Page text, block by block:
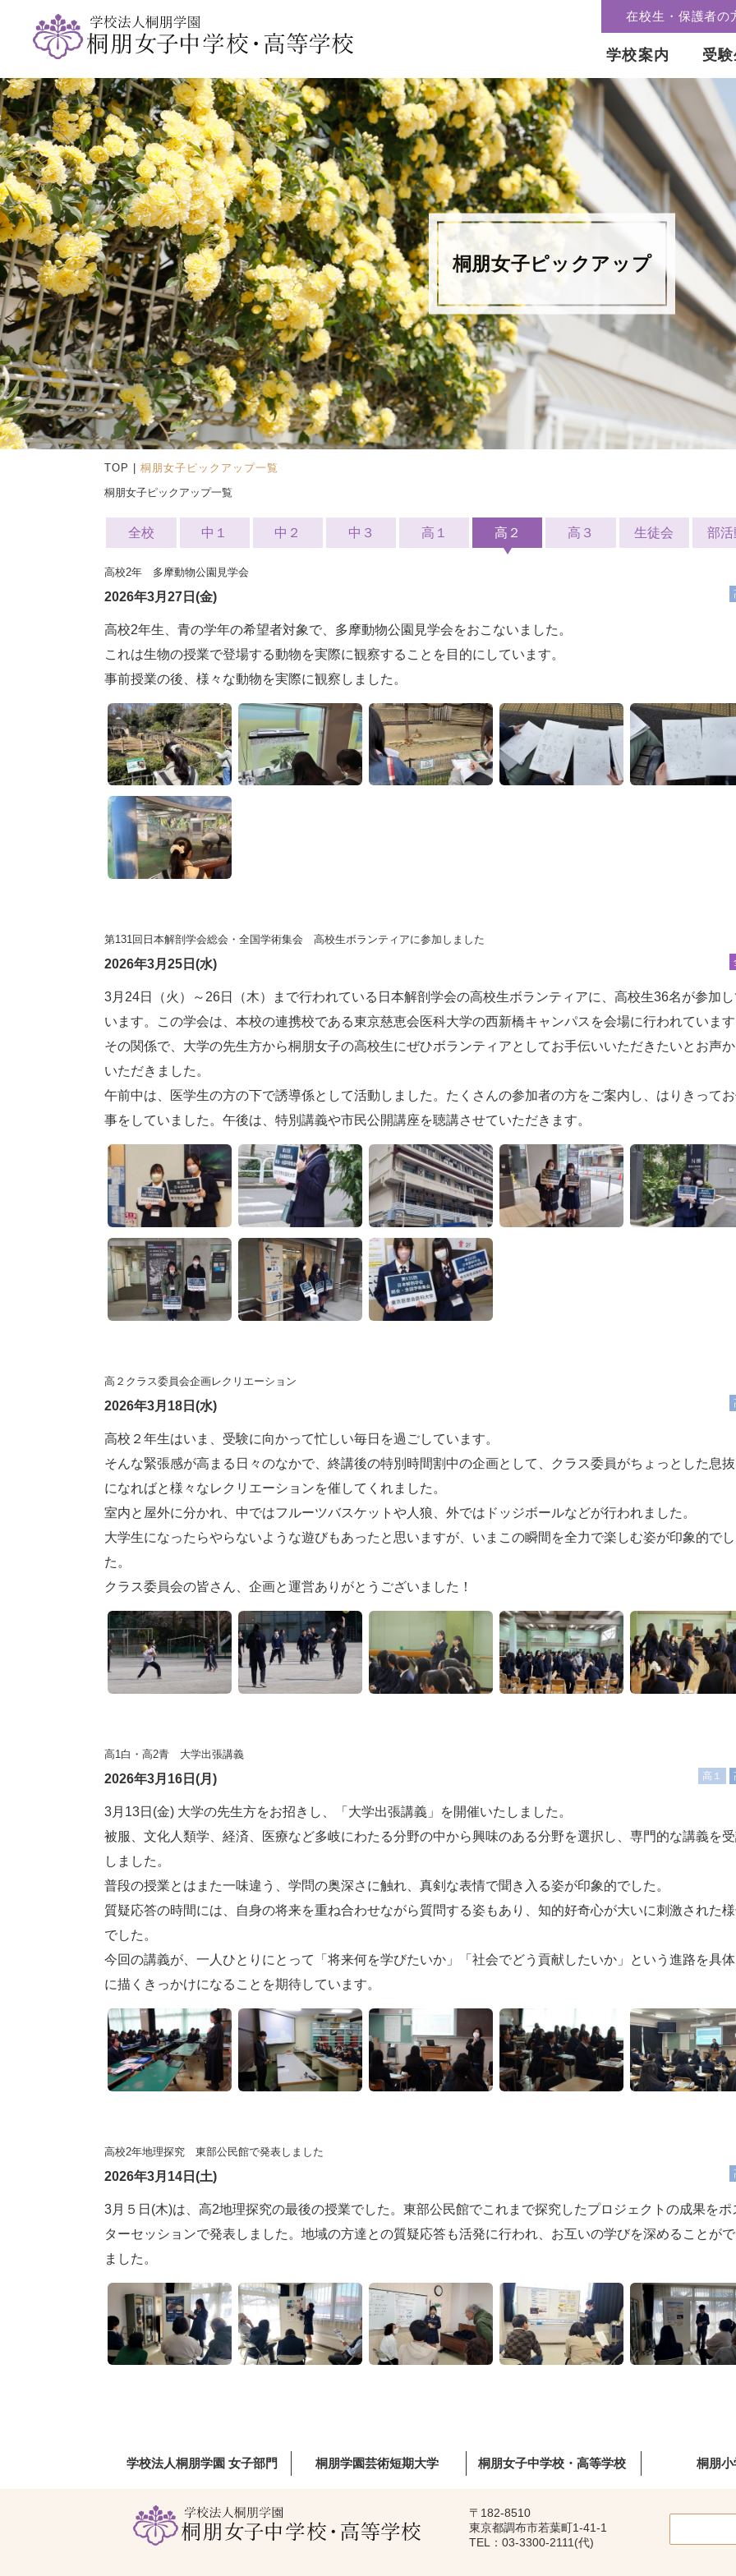
在校生・保護者の
学校案内 受
桐朋女子ピックアップ
TOP | 桐朋女子ピックアップ一覧
桐朋女子ピックアップ一覧
全校 中１ 中２ 中３ 高１ 高２ 高３ 生徒会 部
高校2年 多摩動物公園見学会
2026年3月27日(金)
高校2年生、青の学年の希望者対象で、多摩動物公園見学会をおこないました。
これは生物の授業で登場する動物を実際に観察することを目的にしています。
事前授業の後、様々な動物を実際に観察しました。
第131回日本解剖学会総会・全国学術集会 高校生ボランティアに参加しました
2026年3月25日(水)
3月24日（火）～26日（木）まで行われている日本解剖学会の高校生ボランティアに、高校生36名が参加
います。この学会は、本校の連携校である東京慈恵会医科大学の西新橋キャンパスを会場に行われていま
その関係で、大学の先生方から桐朋女子の高校生にぜひボランティアとしてお手伝いいただきたいとお声
いただきました。
午前中は、医学生の方の下で誘導係として活動しました。たくさんの参加者の方をご案内し、はりきって
事をしていました。午後は、特別講義や市民公開講座を聴講させていただきます。
高２クラス委員会企画レクリエーション
2026年3月18日(水)
高校２年生はいま、受験に向かって忙しい毎日を過ごしています。
そんな緊張感が高まる日々のなかで、終講後の特別時間割中の企画として、クラス委員がちょっとした息
になればと様々なレクリエーションを催してくれました。
室内と屋外に分かれ、中ではフルーツバスケットや人狼、外ではドッジボールなどが行われました。
大学生になったらやらないような遊びもあったと思いますが、いまこの瞬間を全力で楽しむ姿が印象的でし
た。
クラス委員会の皆さん、企画と運営ありがとうございました！
高1白・高2青 大学出張講義
2026年3月16日(月) 高１
3月13日(金) 大学の先生方をお招きし、「大学出張講義」を開催いたしました。
被服、文化人類学、経済、医療など多岐にわたる分野の中から興味のある分野を選択し、専門的な講義を
しました。
普段の授業とはまた一味違う、学問の奥深さに触れ、真剣な表情で聞き入る姿が印象的でした。
質疑応答の時間には、自身の将来を重ね合わせながら質問する姿もあり、知的好奇心が大いに刺激された
でした。
今回の講義が、一人ひとりにとって「将来何を学びたいか」「社会でどう貢献したいか」という進路を具
に描くきっかけになることを期待しています。
高校2年地理探究 東部公民館で発表しました
2026年3月14日(土)
3月５日(木)は、高2地理探究の最後の授業でした。東部公民館でこれまで探究したプロジェクトの成果をポ
ターセッションで発表しました。地域の方達との質疑応答も活発に行われ、お互いの学びを深めることが
ました。
学校法人桐朋学園 女子部門 桐朋学園芸術短期大学 桐朋女子中学校・高等学校 桐朋小
〒182-8510
東京都調布市若葉町1-41-1
TEL：03-3300-2111(代)